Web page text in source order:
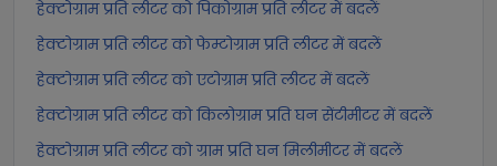
हेक्टोग्राम प्रति लीटर को पिकोग्राम प्रति लीटर में बदलें
हेक्टोग्राम प्रति लीटर को फेम्टोग्राम प्रति लीटर में बदलें
हेक्टोग्राम प्रति लीटर को एटोग्राम प्रति लीटर में बदलें
हेक्टोग्राम प्रति लीटर को किलोग्राम प्रति घन सेंटीमीटर में बदलें
हेक्टोग्राम प्रति लीटर को ग्राम प्रति घन मिलीमीटर में बदलें